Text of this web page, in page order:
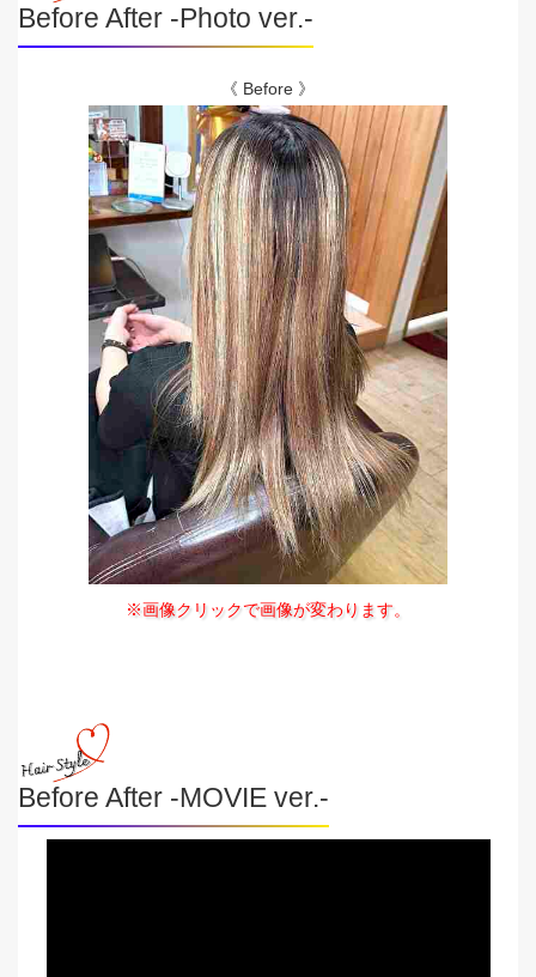
Before After -Photo ver.-
《 Before 》
※画像クリックで画像が変わります。
Before After -MOVIE ver.-